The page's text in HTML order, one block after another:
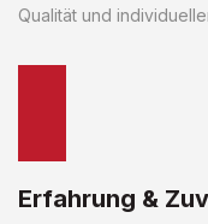
Qualität und
Erfahrung &